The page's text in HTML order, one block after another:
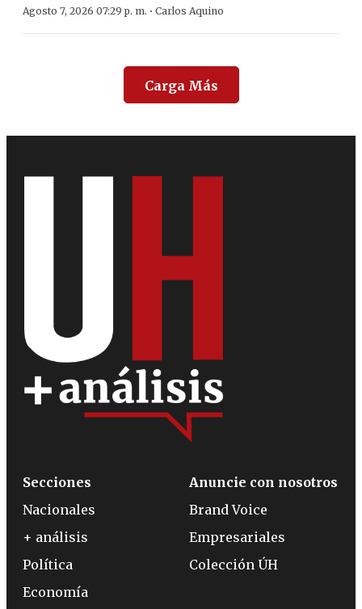
Agosto 7, 2026 07:29 p. m. · Carlos Aquino
Carga Más
Secciones
Nacionales
+ análisis
Política
Economía
Anuncie con nosotros
Brand Voice
Empresariales
Colección ÚH